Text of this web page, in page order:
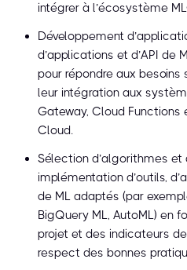
intégrer à l’écosystème
Développement
d’applications et d’API de
pour répondre aux
leur intégration aux
Gateway, Cloud Functions
Cloud.
Sélection d’algorithmes et
implémentation d’outils,
de ML adaptés (par
BigQuery ML, AutoML) en
projet et des indicateurs
respect des bonnes